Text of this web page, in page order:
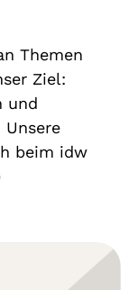
Themen
Ziel:
und
beim idw